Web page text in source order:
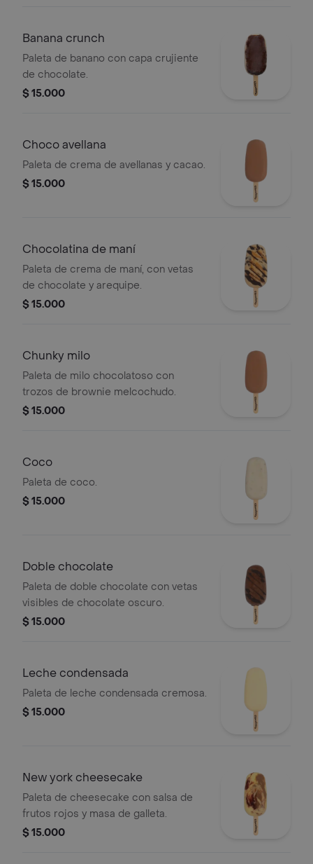
Banana crunch
Paleta de banano con capa crujiente
de chocolate.
$ 15.000
Choco avellana
Paleta de crema de avellanas y cacao.
$ 15.000
Chocolatina de maní
Paleta de crema de maní, con vetas
de chocolate y arequipe.
$ 15.000
Chunky milo
Paleta de milo chocolatoso con
trozos de brownie melcochudo.
$ 15.000
Coco
Paleta de coco.
$ 15.000
Doble chocolate
Paleta de doble chocolate con vetas
visibles de chocolate oscuro.
$ 15.000
Leche condensada
Paleta de leche condensada cremosa.
$ 15.000
New york cheesecake
Paleta de cheesecake con salsa de
frutos rojos y masa de galleta.
$ 15.000